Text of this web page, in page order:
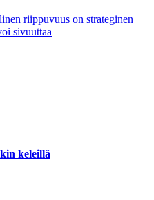
riippuvuus on strateginen
sivuuttaa
keleillä